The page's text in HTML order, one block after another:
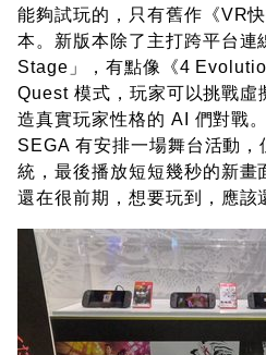
能夠試玩的，只有舊作《VR
本。新版本除了主打跨平台連
Stage」，有點像《4
Quest 模式，玩家可以挑戰虛
造真實玩家性格的 AI 們對戰
SEGA 有安排一場舞台活動，
統，最後播放短短幾秒的新畫
還在很前期，想要玩到，應該